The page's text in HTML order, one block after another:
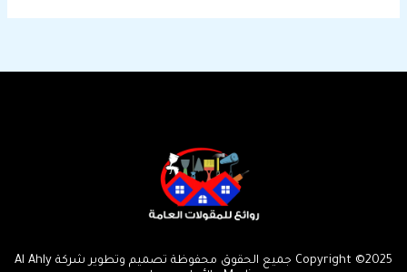
Copyright ©2025 جميع الحقوق محفوظة تصميم وتطوير شركة Al Ahly